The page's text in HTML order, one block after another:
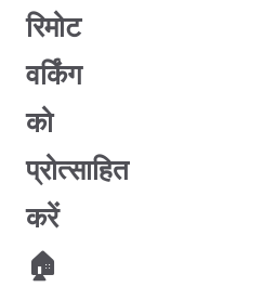
रिमोट
वर्किंग
को
प्रोत्साहित
करें
🏠